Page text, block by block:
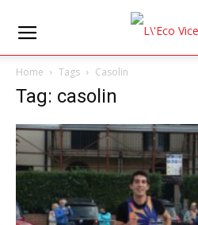
Home Tags Casolin
Tag: casolin